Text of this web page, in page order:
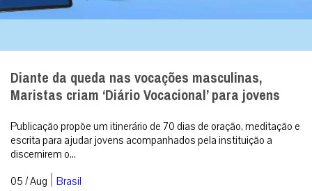
Diante da queda nas vocações masculinas,
Maristas criam ‘Diário Vocacional’ para jovens
Publicação propõe um itinerário de 70 dias de oração, meditação e
escrita para ajudar jovens acompanhados pela instituição a
discernirem o...
05 / Aug | Brasil